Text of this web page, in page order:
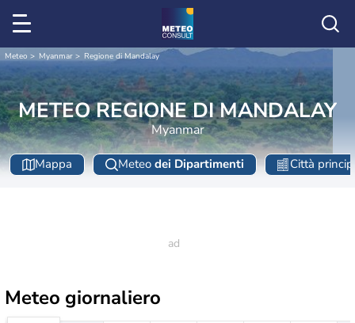
Meteo Myanmar Regione di Mandalay
METEO REGIONE DI MANDALAY
Myanmar
Mappa Meteo dei Dipartimenti Città
Meteo giornaliero